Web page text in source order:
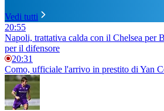
Vedi tutti
20:55
Napoli, trattativa calda con il Chelsea per
per il difensore
20:31
Como, ufficiale l'arrivo in prestito di Yan